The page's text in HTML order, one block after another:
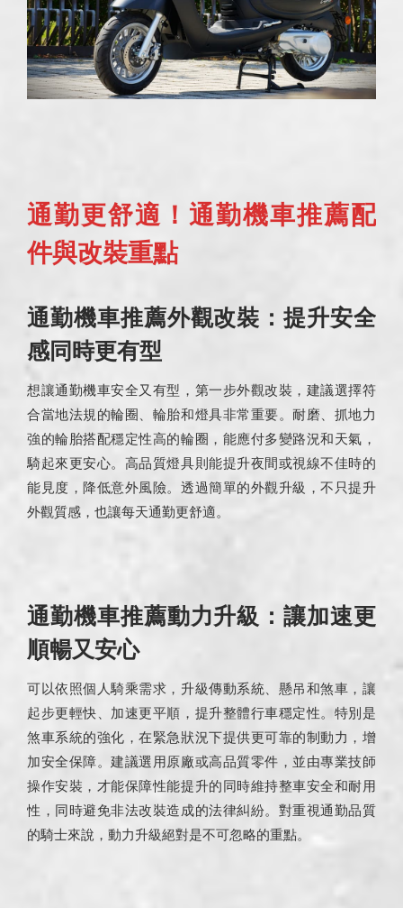
通勤更舒適！通勤機車推薦配
件與改裝重點
通勤機車推薦外觀改裝：提升安全
感同時更有型
想讓通勤機車安全又有型，第一步外觀改裝，建議選擇符
合當地法規的輪圈、輪胎和燈具非常重要。耐磨、抓地力
強的輪胎搭配穩定性高的輪圈，能應付多變路況和天氣，
騎起來更安心。高品質燈具則能提升夜間或視線不佳時的
能見度，降低意外風險。透過簡單的外觀升級，不只提升
外觀質感，也讓每天通勤更舒適。
通勤機車推薦動力升級：讓加速更
順暢又安心
可以依照個人騎乘需求，升級傳動系統、懸吊和煞車，讓
起步更輕快、加速更平順，提升整體行車穩定性。特別是
煞車系統的強化，在緊急狀況下提供更可靠的制動力，增
加安全保障。建議選用原廠或高品質零件，並由專業技師
操作安裝，才能保障性能提升的同時維持整車安全和耐用
性，同時避免非法改裝造成的法律糾紛。對重視通勤品質
的騎士來說，動力升級絕對是不可忽略的重點。